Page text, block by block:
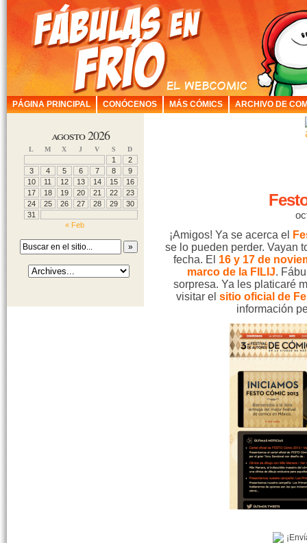
PÁGINA PRINCIPAL CONÓCENOS MÁS CÓMICS ARCHIVO DE
agosto 2026
L M X J V S D
1
2
3
4 5 6 7 8
9
10
11 12 13 14 15
16
17
18 19 20 21 22
23
24
25 26 27 28 29
30
31
« Feb
¡Amigos! Ya se acerca el
se lo pueden perder. Vayan
fecha. El 16 y 17 de
marco de la FILIJ.
sorpresa. Ya les platicaré
visitar el sitio oficial de
información